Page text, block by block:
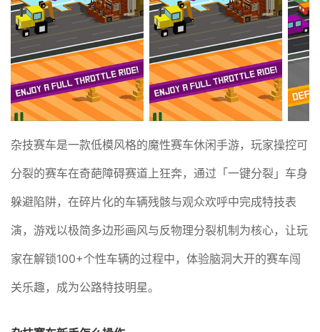
杂技赛车是一款低模风格的魔性赛车休闲手游，玩家操控可
分裂的赛车在奇葩障碍赛道上狂奔，通过「一键分裂」车身
躲避陷阱，在碎片化的车辆残骸与观众欢呼中完成特技表
演，游戏以极简多边形画风与反物理分裂机制为核心，让玩
家在解锁100+个性车辆的过程中，体验脑洞大开的赛车闯
关乐趣，成为公路特技明星。